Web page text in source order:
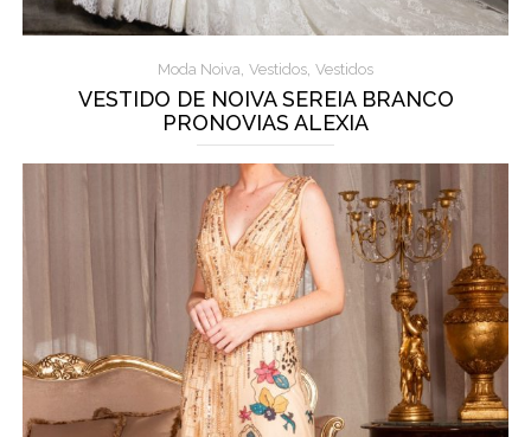
Moda Noiva, Vestidos, Vestidos
VESTIDO DE NOIVA SEREIA BRANCO
PRONOVIAS ALEXIA